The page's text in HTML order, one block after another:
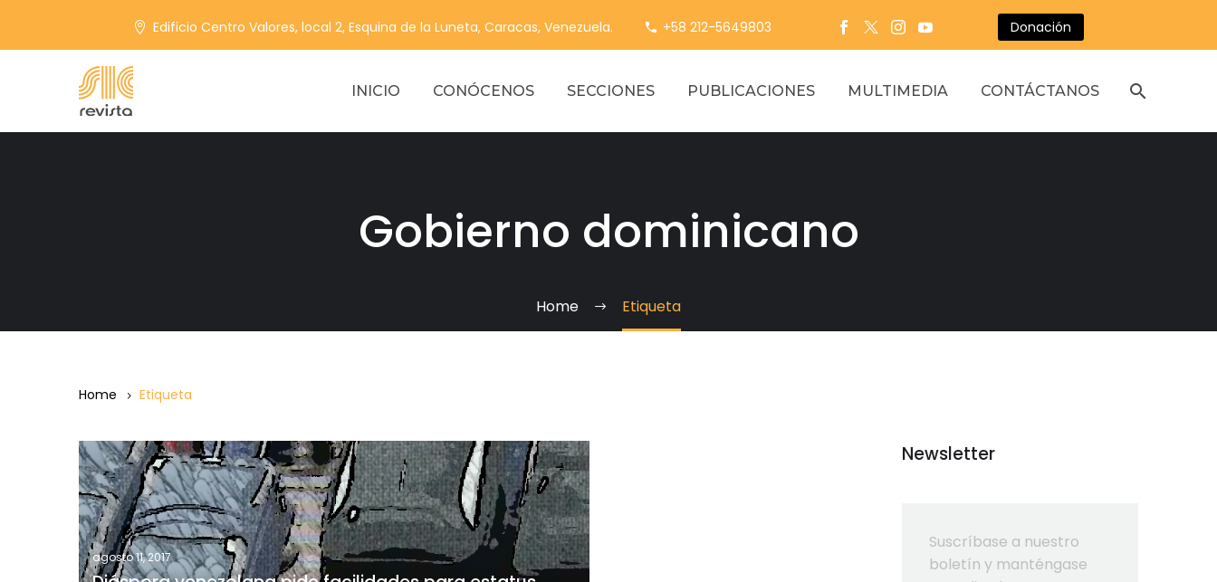
Edificio Centro Valores, local 2, Esquina de la Luneta, Caracas, Venezuela. +58 212-5649803 Donación
INICIO CONÓCENOS SECCIONES PUBLICACIONES MULTIMEDIA CONTÁCTANOS
Gobierno dominicano
Home Etiqueta
Home Etiqueta
Diáspora
venezolana
pide
facilidades
para
estatus
agosto 11, 2017
Newsletter
Suscríbase a nuestro
boletín y manténgase